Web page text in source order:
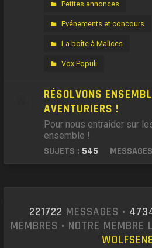
Petites annonces
Evénements et concours
La boîte à Malices
Vox Populi
RÉSOLVONS
AVENTURIERS !
Pour nous entraider sur
ensemble !
SUJETS : 545
221722 MESSAGES •
MEMBRES • NOTRE MEMBRE